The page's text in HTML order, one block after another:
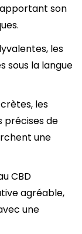
son
les
sous la langue
les
précises de
une
CBD
agréable,
une